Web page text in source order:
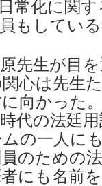
常化に関
もしてい
先生が目
心は先生
向かった
代の法廷
の一人に
のための
にも名前